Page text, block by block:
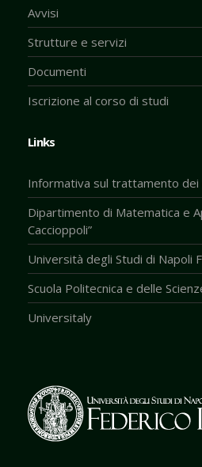
Avvisi
Strutture e servizi
Documenti
Iscrizione al corso di studi
Links
Informativa sul trattamento dei
Dipartimento di Matematica e
Caccioppoli”
Università degli Studi di Napoli
Scuola Politecnica e delle
Universitaly